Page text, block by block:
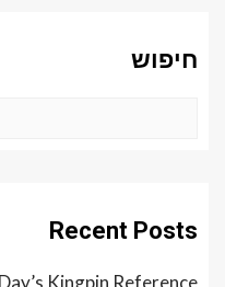
חיפוש
Recent Posts
Kingpin Reference